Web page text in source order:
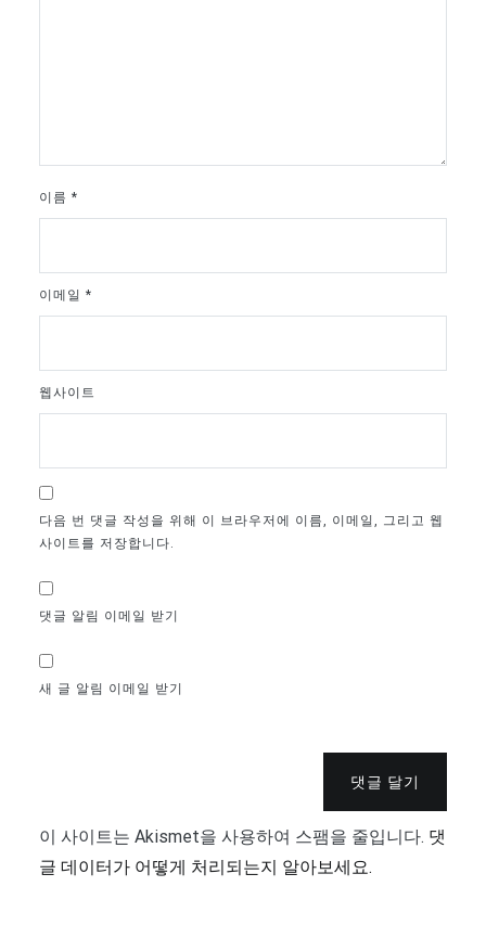
이름 *
이메일 *
웹사이트
다음 번 댓글 작성을 위해 이 브라우저에 이름, 이메일, 그리고 웹
사이트를 저장합니다.
댓글 알림 이메일 받기
새 글 알림 이메일 받기
댓글 달기
이 사이트는 Akismet을 사용하여 스팸을 줄입니다. 댓
글 데이터가 어떻게 처리되는지 알아보세요.